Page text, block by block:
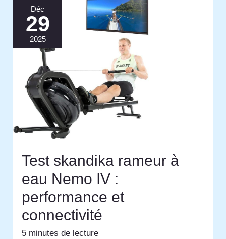
Déc
29
2025
Test skandika rameur à
eau Nemo IV :
performance et
connectivité
5 minutes de lecture